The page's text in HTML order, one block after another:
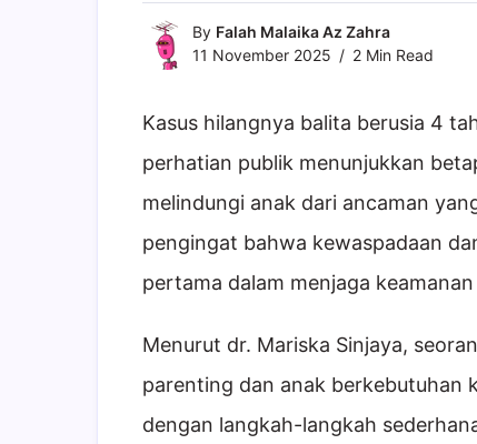
By Falah Malaika Az Zahra
11 November 2025
2 Min Read
Kasus hilangnya balita berusia 4
perhatian publik menunjukkan
melindungi anak dari ancaman
pengingat bahwa kewaspadaan
pertama dalam menjaga
Menurut dr. Mariska Sinjaya,
parenting dan anak berkebutuhan
dengan langkah-langkah